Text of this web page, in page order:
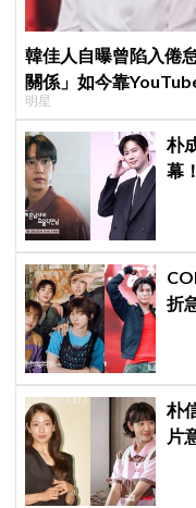
韓佳人自曝曾陷入倦
關係」如今靠
明星
朴
幕
折
朴
片